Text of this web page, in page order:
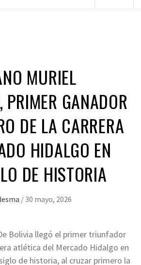
MURIEL
GANADOR
DE LA CARRERA
HIDALGO EN
DE HISTORIA
/ 30 mayo, 2026
Bolivia llegó el primer triunfador
atlética del Mercado Hidalgo en
de historia, al cruzar primero la